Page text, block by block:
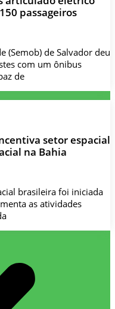
passageiros
(Semob) de Salvador deu
com um ônibus
de
setor espacial
na Bahia
brasileira foi iniciada
as atividades